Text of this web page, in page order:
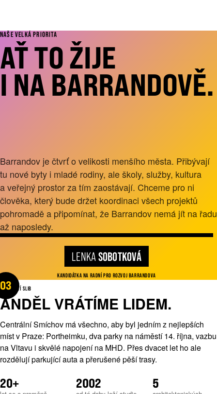
NAŠE VELKÁ PRIORITA
AŤ TO ŽIJE
I NA BARRANDOVĚ.
Barrandov je čtvrť o velikosti menšího města. Přibývají
tu nové byty i mladé rodiny, ale školy, služby, kultura
a veřejný prostor za tím zaostávají. Chceme pro ni
člověka, který bude držet koordinaci všech projektů
pohromadě a připomínat, že Barrandov nemá jít na řadu
až naposledy.
LENKASOBOTKOVÁ
KANDIDÁTKA NA RADNÍ PRO ROZVOJ BARRANDOVA
03
NÁŠ TŘETÍ SLIB
ANDĚL VRÁTÍME LIDEM.
Centrální Smíchov má všechno, aby byl jedním z nejlepších
míst v Praze: Portheimku, dva parky na náměstí 14. října, vazbu
na Vltavu i skvělé napojení na MHD. Přes dvacet let ho ale
rozdělují parkující auta a přerušené pěší trasy.
20+ 2002 5